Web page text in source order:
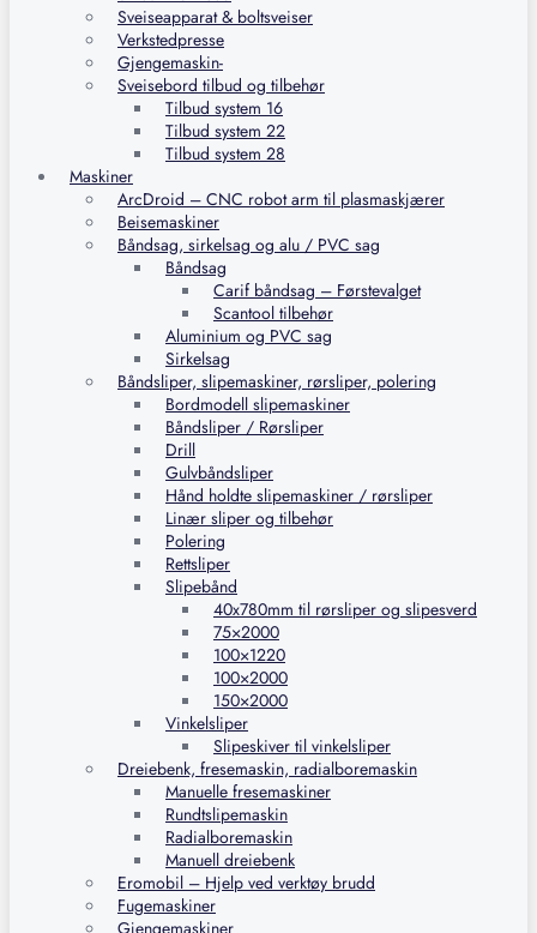
Sveiseapparat & boltsveiser
Verkstedpresse
Gjengemaskin-
Sveisebord tilbud og tilbehør
Tilbud system 16
Tilbud system 22
Tilbud system 28
Maskiner
ArcDroid – CNC robot arm til plasmaskjærer
Beisemaskiner
Båndsag, sirkelsag og alu / PVC sag
Båndsag
Carif båndsag – Førstevalget
Scantool tilbehør
Aluminium og PVC sag
Sirkelsag
Båndsliper, slipemaskiner, rørsliper, polering
Bordmodell slipemaskiner
Båndsliper / Rørsliper
Drill
Gulvbåndsliper
Hånd holdte slipemaskiner / rørsliper
Linær sliper og tilbehør
Polering
Rettsliper
Slipebånd
40x780mm til rørsliper og slipesverd
75×2000
100×1220
100×2000
150×2000
Vinkelsliper
Slipeskiver til vinkelsliper
Dreiebenk, fresemaskin, radialboremaskin
Manuelle fresemaskiner
Rundtslipemaskin
Radialboremaskin
Manuell dreiebenk
Eromobil – Hjelp ved verktøy brudd
Fugemaskiner
Gjengemaskiner